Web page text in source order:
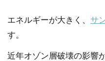
エネルギーが大きく、 サ
す。
近年オゾン層破壊の影響